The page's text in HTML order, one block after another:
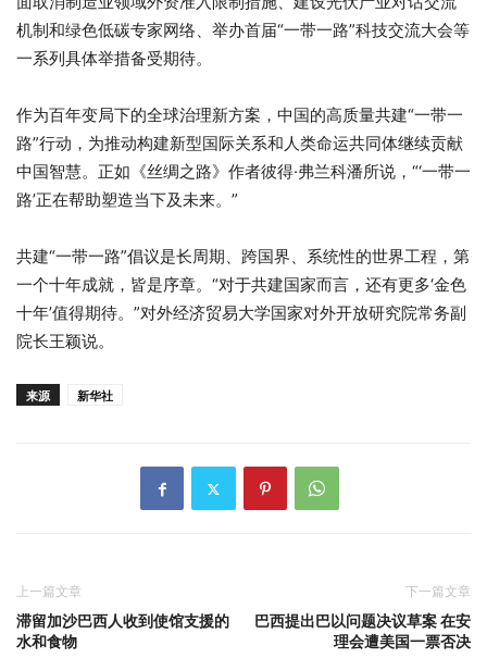
机制和绿色低碳专家网络、举办首届“一带一路”科技交流大会等
一系列具体举措备受期待。
作为百年变局下的全球治理新方案，中国的高质量共建“一带一
路”行动，为推动构建新型国际关系和人类命运共同体继续贡献
中国智慧。正如《丝绸之路》作者彼得·弗兰科潘所说，“‘一带一
路’正在帮助塑造当下及未来。”
共建“一带一路”倡议是长周期、跨国界、系统性的世界工程，第
一个十年成就，皆是序章。“对于共建国家而言，还有更多‘金色
十年’值得期待。”对外经济贸易大学国家对外开放研究院常务副
院长王颖说。
来源 新华社
上一篇文章
滞留加沙巴西人收到使馆支援的
水和食物
下一篇文章
巴西提出巴以问题决议草案 在安
理会遭美国一票否决